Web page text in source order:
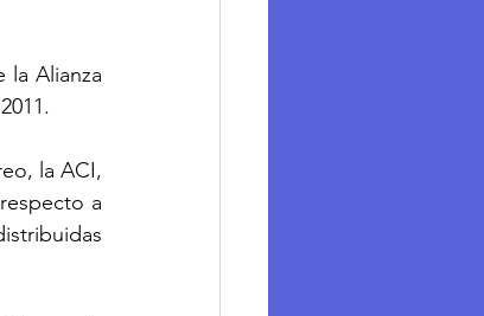
Alianza
la ACI,
a